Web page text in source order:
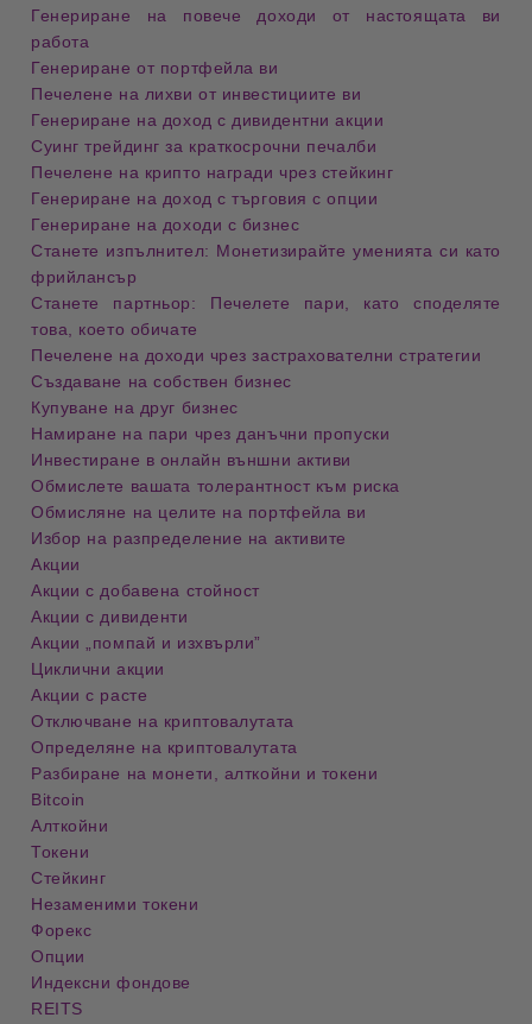
Генериране на повече доходи от настоящата ви
работа
Генериране от портфейла ви
Печелене на лихви от инвестициите ви
Генериране на доход с дивидентни акции
Суинг трейдинг за краткосрочни печалби
Печелене на крипто награди чрез стейкинг
Генериране на доход с търговия с опции
Генериране на доходи с бизнес
Станете изпълнител: Монетизирайте уменията си като
фрийлансър
Станете партньор: Печелете пари, като споделяте
това, което обичате
Печелене на доходи чрез застрахователни стратегии
Създаване на собствен бизнес
Купуване на друг бизнес
Намиране на пари чрез данъчни пропуски
Инвестиране в онлайн външни активи
Обмислете вашата толерантност към риска
Обмисляне на целите на портфейла ви
Избор на разпределение на активите
Акции
Акции с добавена стойност
Акции с дивиденти
Акции „помпай и изхвърли”
Циклични акции
Акции с расте
Отключване на криптовалутата
Определяне на криптовалутата
Разбиране на монети, алткойни и токени
Bitcoin
Алткойни
Токени
Стейкинг
Незаменими токени
Форекс
Опции
Индексни фондове
REITS